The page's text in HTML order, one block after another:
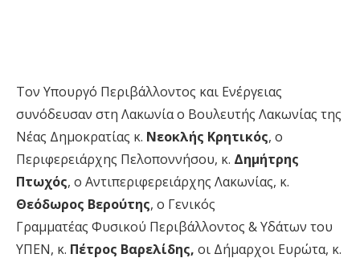
Τον Υπουργό Περιβάλλοντος και Ενέργειας
συνόδευσαν στη Λακωνία ο Βουλευτής Λακωνίας της
Νέας Δημοκρατίας κ. Νεοκλής Κρητικός, ο
Περιφερειάρχης Πελοποννήσου, κ. Δημήτρης
Πτωχός, o Αντιπεριφερειάρχης Λακωνίας, κ.
Θεόδωρος Βερούτης, ο Γενικός
Γραμματέας Φυσικού Περιβάλλοντος & Υδάτων του
ΥΠΕΝ, κ. Πέτρος Βαρελίδης, οι Δήμαρχοι Ευρώτα, κ.